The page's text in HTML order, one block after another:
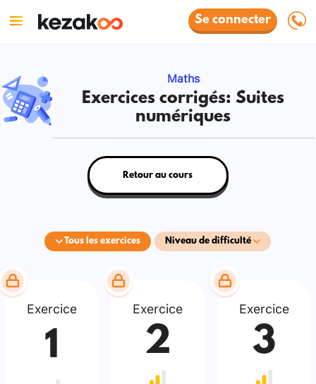
Se connecter
Maths
Exercices corrigés: Suites
numériques
Tous les exercices Niveau de difficulté
Retour au cours
Exercice
1
Exercice
2
Exercice
3